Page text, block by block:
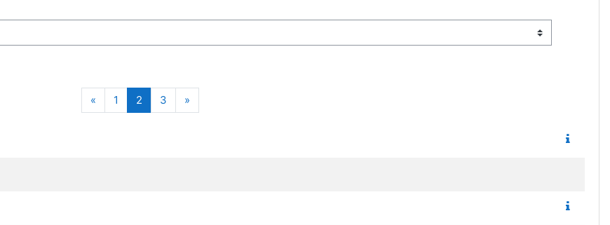
«Предыдущая страница
1 2(текущая)
3 »Следующая страница